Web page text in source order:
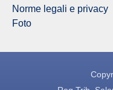
Norme legali e privacy
Foto